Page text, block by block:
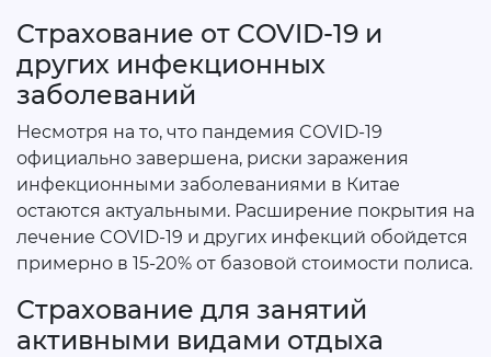
Страхование от COVID-19 и
других инфекционных
заболеваний
Несмотря на то, что пандемия COVID-19
официально завершена, риски заражения
инфекционными заболеваниями в Китае
остаются актуальными. Расширение покрытия на
лечение COVID-19 и других инфекций обойдется
примерно в 15-20% от базовой стоимости полиса.
Страхование для занятий
активными видами отдыха